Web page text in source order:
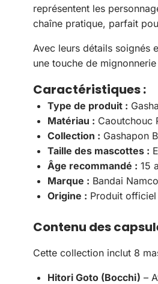
représentent les
chaîne pratique, parfait
Avec leurs détails soignés
une touche de
Caractéristiques :
Type de produit :
Matériau : Caoutchouc
Collection : Gashapon
Taille des mascottes :
Âge recommandé : 15
Marque : Bandai Namco
Origine : Produit
Contenu des
Cette collection inclut 8
Hitori Goto (Bocchi) –